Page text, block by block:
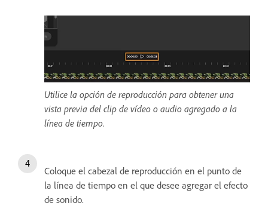
Utilice la opción de reproducción para obtener una
vista previa del clip de vídeo o audio agregado a la
línea de tiempo.
Coloque el cabezal de reproducción en el punto de
la línea de tiempo en el que desee agregar el efecto
de sonido.